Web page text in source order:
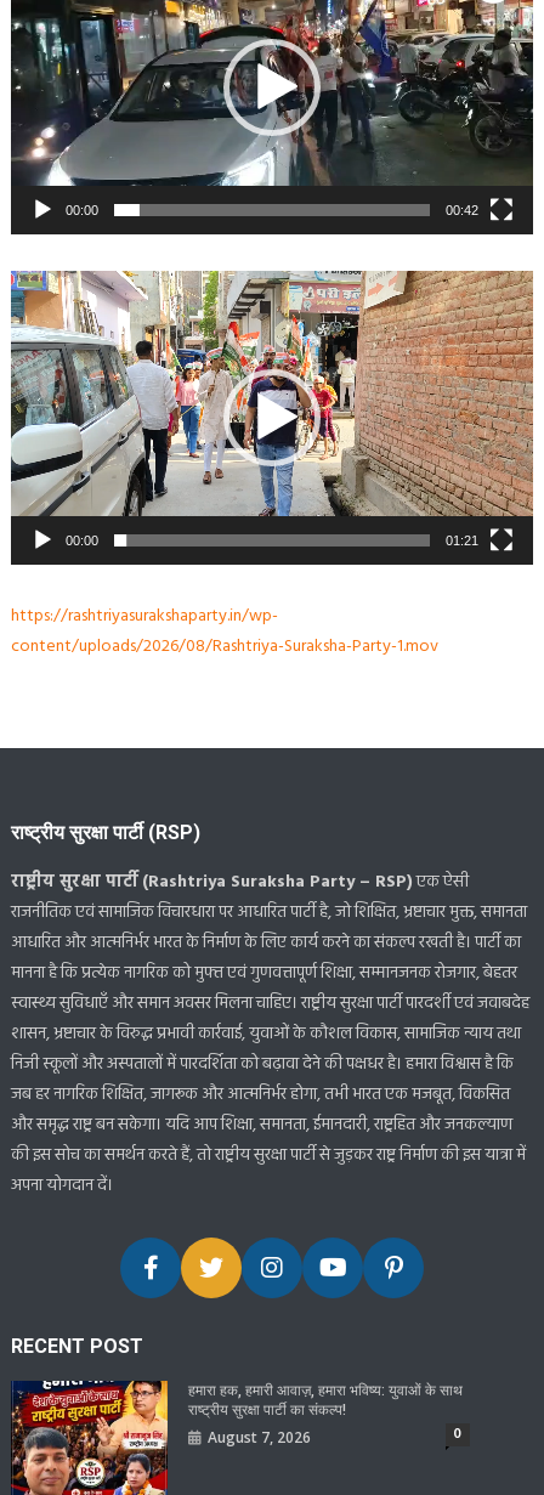
00:00 00:42
Video
Player
00:00 01:21
https://rashtriyasurakshaparty.in/wp-
content/uploads/2026/08/Rashtriya-Suraksha-Party-1.mov
राष्ट्रीय सुरक्षा पार्टी (RSP)
राष्ट्रीय सुरक्षा पार्टी (Rashtriya Suraksha Party – RSP)एक ऐसी
राजनीतिक एवं सामाजिक विचारधारा पर आधारित पार्टी है, जो शिक्षित, भ्रष्टाचार मुक्त, समानता
आधारित और आत्मनिर्भर भारत के निर्माण के लिए कार्य करने का संकल्प रखती है। पार्टी का
मानना है कि प्रत्येक नागरिक को मुफ्त एवं गुणवत्तापूर्ण शिक्षा, सम्मानजनक रोजगार, बेहतर
स्वास्थ्य सुविधाएँ और समान अवसर मिलना चाहिए। राष्ट्रीय सुरक्षा पार्टी पारदर्शी एवं जवाबदेह
शासन, भ्रष्टाचार के विरुद्ध प्रभावी कार्रवाई, युवाओं के कौशल विकास, सामाजिक न्याय तथा
निजी स्कूलों और अस्पतालों में पारदर्शिता को बढ़ावा देने की पक्षधर है। हमारा विश्वास है कि
जब हर नागरिक शिक्षित, जागरूक और आत्मनिर्भर होगा, तभी भारत एक मजबूत, विकसित
और समृद्ध राष्ट्र बन सकेगा। यदि आप शिक्षा, समानता, ईमानदारी, राष्ट्रहित और जनकल्याण
की इस सोच का समर्थन करते हैं, तो राष्ट्रीय सुरक्षा पार्टी से जुड़कर राष्ट्र निर्माण की इस यात्रा में
अपना योगदान दें।
RECENT POST
हमारा हक, हमारी आवाज़, हमारा भविष्य: युवाओं के साथ
राष्ट्रीय सुरक्षा पार्टी का संकल्प!
August 7, 2026 0